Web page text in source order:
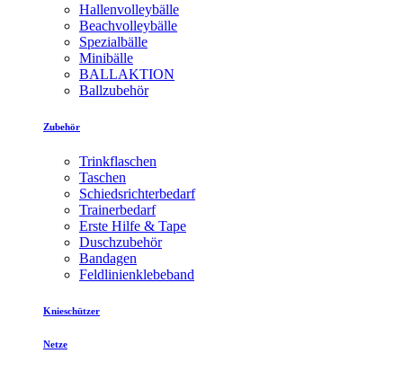
Hallenvolleybälle
Beachvolleybälle
Spezialbälle
Minibälle
BALLAKTION
Ballzubehör
Zubehör
Trinkflaschen
Taschen
Schiedsrichterbedarf
Trainerbedarf
Erste Hilfe & Tape
Duschzubehör
Bandagen
Feldlinienklebeband
Knieschützer
Netze